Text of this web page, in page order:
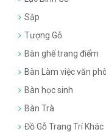
Sập
Tượng Gỗ
Bàn ghế trang điểm
Bàn Làm việc văn
Bàn học sinh
Bàn Trà
Đồ Gỗ Trang Trí Khác